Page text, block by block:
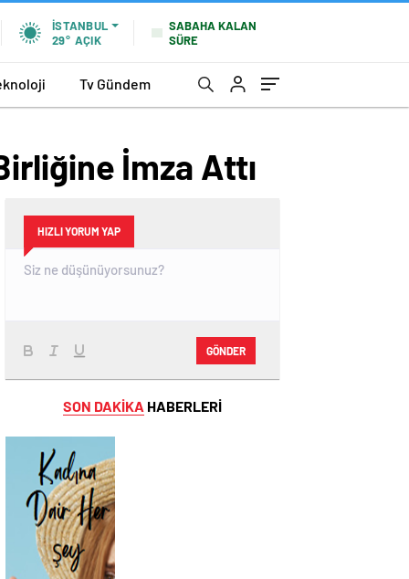
İSTANBUL
29° AÇIK
SABAHA KALAN
SÜRE
Tv Gündem
İmza Attı
HIZLI YORUM YAP
GÖNDER
SON DAKİKA HABERLERİ